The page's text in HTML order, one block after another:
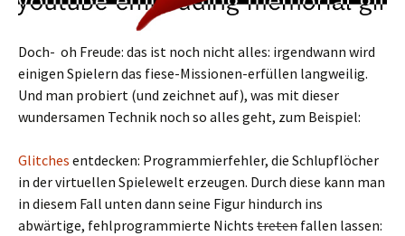
Doch- oh Freude: das ist noch nicht alles: irgendwann wird
einigen Spielern das fiese-Missionen-erfüllen langweilig.
Und man probiert (und zeichnet auf), was mit dieser
wundersamen Technik noch so alles geht, zum Beispiel:
Glitches entdecken: Programmierfehler, die Schlupflöcher
in der virtuellen Spielewelt erzeugen. Durch diese kann man
in diesem Fall unten dann seine Figur hindurch ins
abwärtige, fehlprogrammierte Nichts treten fallen lassen: